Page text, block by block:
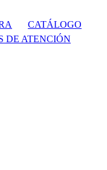
CATÁLOGO
DE ATENCIÓN